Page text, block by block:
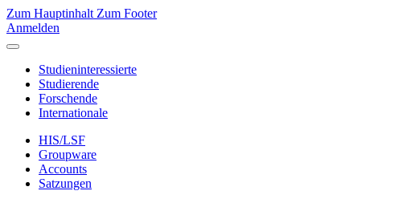
Zum Hauptinhalt Zum Footer
Anmelden
Studieninteressierte
Studierende
Forschende
Internationale
HIS/LSF
Groupware
Accounts
Satzungen